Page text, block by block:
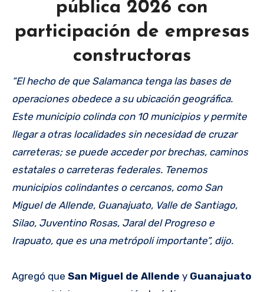
pública 2026 con
participación de empresas
constructoras
“El hecho de que Salamanca tenga las bases de
operaciones obedece a su ubicación geográfica.
Este municipio colinda con 10 municipios y permite
llegar a otras localidades sin necesidad de cruzar
carreteras; se puede acceder por brechas, caminos
estatales o carreteras federales. Tenemos
municipios colindantes o cercanos, como San
Miguel de Allende, Guanajuato, Valle de Santiago,
Silao, Juventino Rosas, Jaral del Progreso e
Irapuato, que es una metrópoli importante”, dijo.
Agregó que San Miguel de Allende y Guanajuato